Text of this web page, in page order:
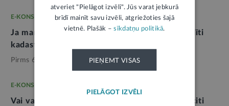
E-KONSULTĀCIJA
Ja mantotajām ēkām zemesgrāmatā nav norādīti
kadastra apzīmējumi
Pirms 6 mēnešiem, Īpašumtiesības
E-KONSULTĀCIJA
Vai var izpirkt zemi no valsts, ja to mantojuši citi
atveriet "Pielāgot izvēli". Jūs varat jebkurā
brīdī mainīt savu izvēli, atgriežoties šajā
vietnē. Plašāk –sīkdatņu politikā.
PIEŅEMT VISAS
PIELĀGOT IZVĒLI